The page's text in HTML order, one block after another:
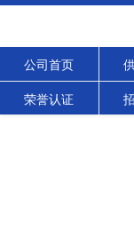
公司首页
荣誉认证